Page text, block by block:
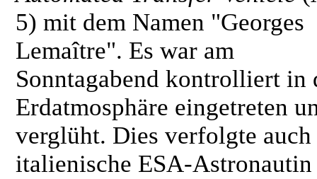
5) mit dem Namen "Georges
Lemaître". Es war am
Sonntagabend kontrolliert in
Erdatmosphäre eingetreten
verglüht. Dies verfolgte auch
italienische ESA-